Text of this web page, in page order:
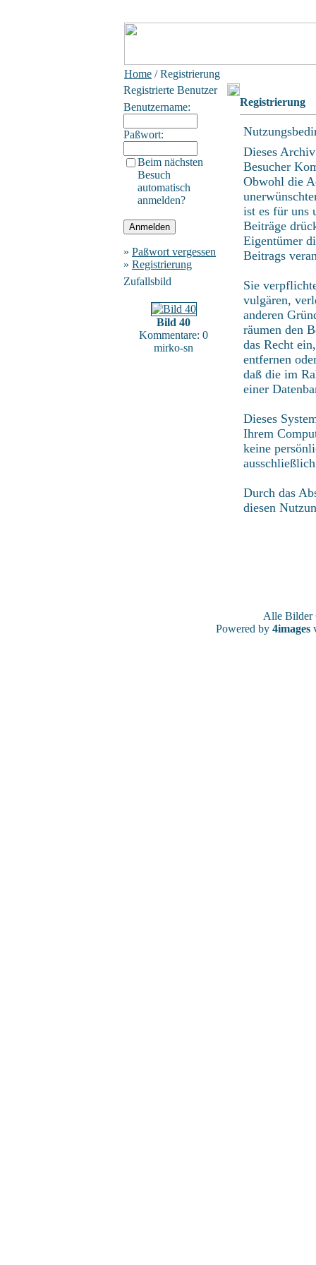
Home / Registrierung
Registrierte Benutzer
Benutzername:
Paßwort:
Beim nächsten
Besuch
automatisch
anmelden?
» Paßwort vergessen
» Registrierung
Zufallsbild
Bild 40
Kommentare: 0
mirko-sn
Registrierung
Dieses
Besucher
Obwohl die
ist es für uns
Beiträge
Eigentümer
Beitrags
Sie
vulgären,
anderen
räumen den
das Recht
entfernen
daß die im
einer
Dieses
Ihrem
keine
Durch das
diesen
Alle
Powered by 4images